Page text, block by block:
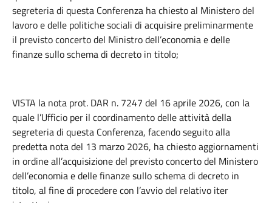
segreteria di questa Conferenza ha chiesto al Ministero del
lavoro e delle politiche sociali di acquisire preliminarmente
il previsto concerto del Ministro dell’economia e delle
finanze sullo schema di decreto in titolo;
VISTA la nota prot. DAR n. 7247 del 16 aprile 2026, con la
quale l’Ufficio per il coordinamento delle attività della
segreteria di questa Conferenza, facendo seguito alla
predetta nota del 13 marzo 2026, ha chiesto aggiornamenti
in ordine all’acquisizione del previsto concerto del Ministero
dell’economia e delle finanze sullo schema di decreto in
titolo, al fine di procedere con l’avvio del relativo iter